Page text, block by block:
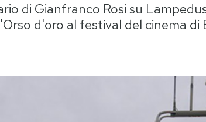
di Gianfranco Rosi su
d'oro al festival del cinema di